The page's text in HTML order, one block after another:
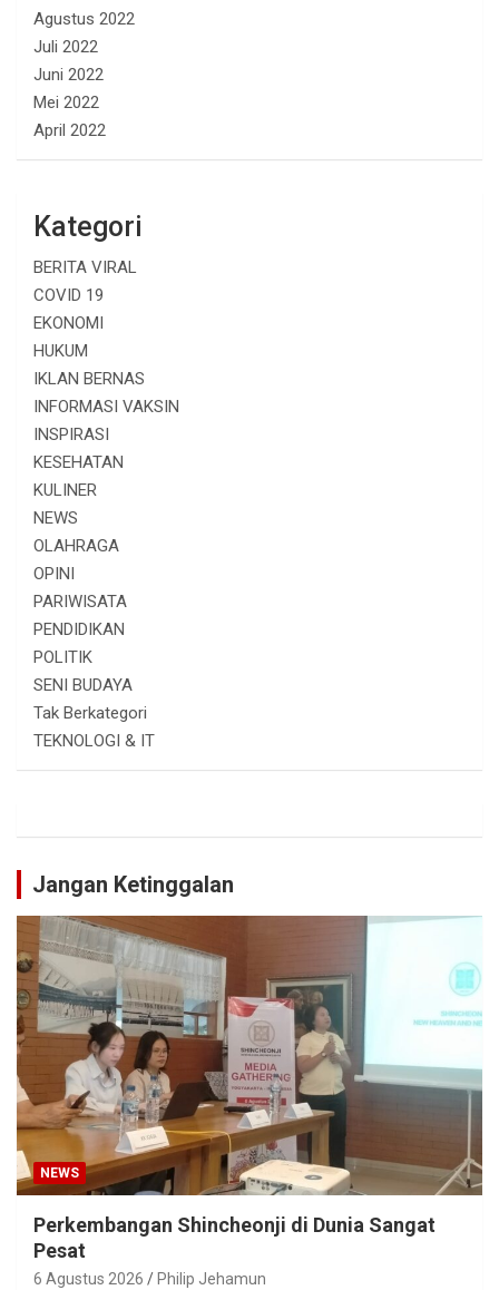
Agustus 2022
Juli 2022
Juni 2022
Mei 2022
April 2022
Kategori
BERITA VIRAL
COVID 19
EKONOMI
HUKUM
IKLAN BERNAS
INFORMASI VAKSIN
INSPIRASI
KESEHATAN
KULINER
NEWS
OLAHRAGA
OPINI
PARIWISATA
PENDIDIKAN
POLITIK
SENI BUDAYA
Tak Berkategori
TEKNOLOGI & IT
Jangan Ketinggalan
NEWS
Perkembangan Shincheonji di Dunia Sangat
Pesat
6 Agustus 2026 Philip Jehamun